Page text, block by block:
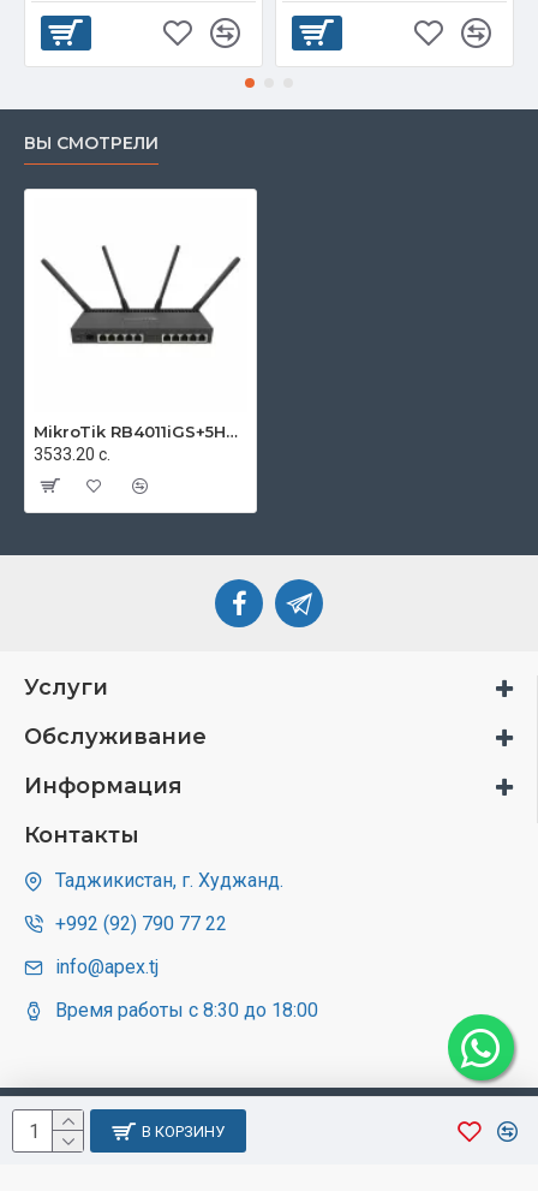
В КОРЗИНУ
ВЫ СМОТРЕЛИ
MikroTik RB4011iGS+5HacQ2HnD-IN
3533.20 с.
Услуги
Обслуживание
Информация
Контакты
Таджикистан, г. Худжанд.
+992 (92) 790 77 22
info@apex.tj
Время работы с 8:30 до 18:00